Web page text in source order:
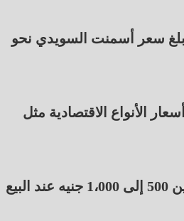
الأسمنت الرمادي نحو 4،051 جنيهًا، بينما بلغ سعر أسمنت السويدي نحو
و3.460 جنيهًا، فيما بدأت أسعار الأنواع الاقتصادية مثل
ويُشار إلى أن الأسعار المعلنة هي أسعار أرض المصنع، على أن يتم إضافة ما بين 500 إلى 1،000 جنيه عند البيع